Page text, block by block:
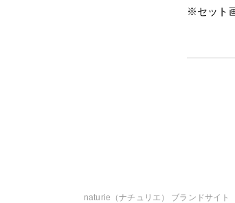
※セット
naturie（ナチュリエ） ブランドサイト